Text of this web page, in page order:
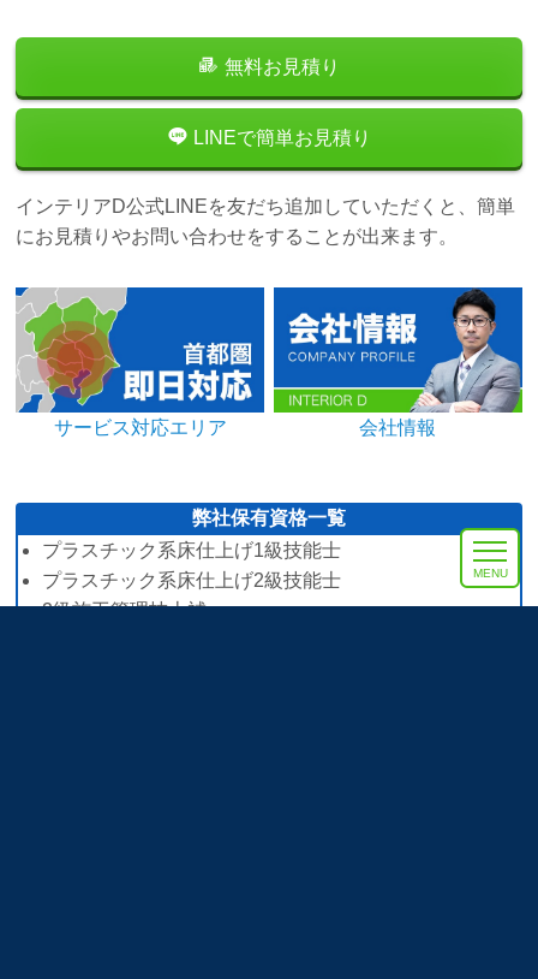
MENU
無料お見積り
LINEで簡単お見積り
インテリアD公式LINEを友だち追加していただくと、簡単
にお見積りやお問い合わせをすることが出来ます。
サービス対応エリア 会社情報
弊社保有資格一覧
プラスチック系床仕上げ1級技能士
プラスチック系床仕上げ2級技能士
2級施工管理技士補